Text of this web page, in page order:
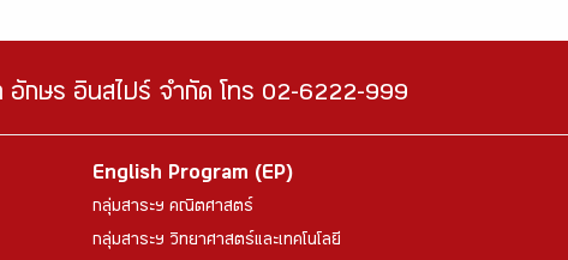
อักษร อินสไปร์ จำกัด โทร 02-6222-999
English Program (EP)
กลุ่มสาระฯ คณิตศาสตร์
กลุ่มสาระฯ วิทยาศาสตร์และเทคโนโลยี